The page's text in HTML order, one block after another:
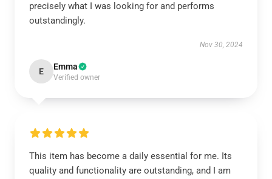
precisely what I was looking for and performs
outstandingly.
Nov 30, 2024
E Emma
Verified owner
This item has become a daily essential for me. Its
quality and functionality are outstanding, and I am